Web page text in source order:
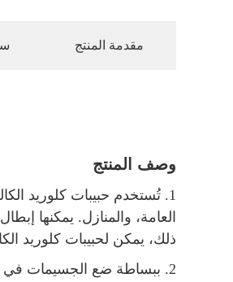
مقدمة المنتج
وصف المنتج
1. تُستخدم حبيبات كلوريد
العامة، والمنازل. يمكنها
ذلك، يمكن لحبيبات كلوريد
2. ببساطة ضع الجسيمات في